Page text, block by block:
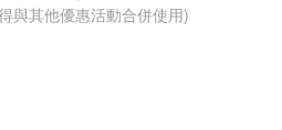
與其他優惠活動合併使用)